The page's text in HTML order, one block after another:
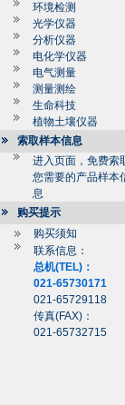
环境检测
光学仪器
分析仪器
电化学仪器
电气测量
测量测绘
生命科技
植物土壤仪器
索取样本信息
进入页面，免费索
您需要的产品样本
息
购买提示
购买须知
联系信息：
总机(TEL)：
021-65730171
021-65729118
传真(FAX)：
021-65732715